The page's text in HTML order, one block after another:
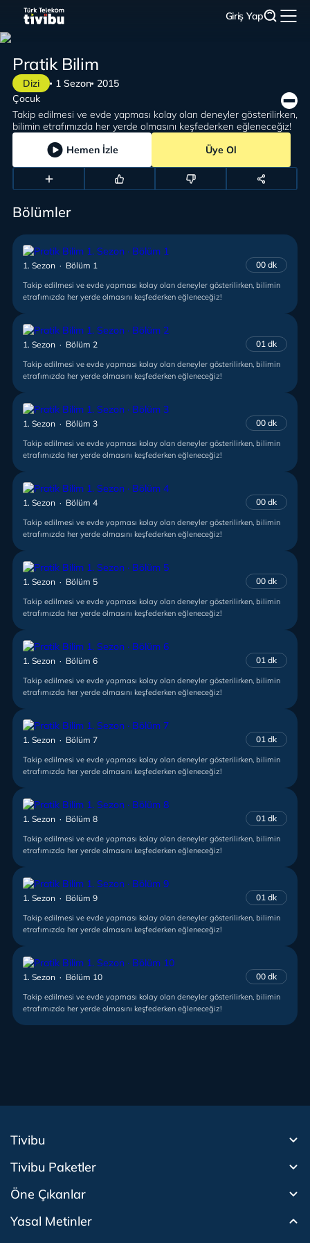
Giriş Yap
Dizi 1 Sezon 2015
Pratik Bilim
Takip edilmesi ve evde yapması kolay olan deneyler gösterilirken,
bilimin etrafımızda her yerde olmasını keşfederken eğleneceğiz!
Çocuk
Hemen İzle Üye Ol
Bölümler
1. Sezon · Bölüm 1 00 dk
Takip edilmesi ve evde yapması kolay olan deneyler gösterilirken, bilimin
etrafımızda her yerde olmasını keşfederken eğleneceğiz!
1. Sezon · Bölüm 2 01 dk
Takip edilmesi ve evde yapması kolay olan deneyler gösterilirken, bilimin
etrafımızda her yerde olmasını keşfederken eğleneceğiz!
1. Sezon · Bölüm 3 00 dk
Takip edilmesi ve evde yapması kolay olan deneyler gösterilirken, bilimin
etrafımızda her yerde olmasını keşfederken eğleneceğiz!
1. Sezon · Bölüm 4 00 dk
Takip edilmesi ve evde yapması kolay olan deneyler gösterilirken, bilimin
etrafımızda her yerde olmasını keşfederken eğleneceğiz!
1. Sezon · Bölüm 5 00 dk
Takip edilmesi ve evde yapması kolay olan deneyler gösterilirken, bilimin
etrafımızda her yerde olmasını keşfederken eğleneceğiz!
1. Sezon · Bölüm 6 01 dk
Takip edilmesi ve evde yapması kolay olan deneyler gösterilirken, bilimin
etrafımızda her yerde olmasını keşfederken eğleneceğiz!
1. Sezon · Bölüm 7 01 dk
Takip edilmesi ve evde yapması kolay olan deneyler gösterilirken, bilimin
etrafımızda her yerde olmasını keşfederken eğleneceğiz!
1. Sezon · Bölüm 8 01 dk
Takip edilmesi ve evde yapması kolay olan deneyler gösterilirken, bilimin
etrafımızda her yerde olmasını keşfederken eğleneceğiz!
1. Sezon · Bölüm 9 01 dk
Takip edilmesi ve evde yapması kolay olan deneyler gösterilirken, bilimin
etrafımızda her yerde olmasını keşfederken eğleneceğiz!
1. Sezon · Bölüm 10 00 dk
Takip edilmesi ve evde yapması kolay olan deneyler gösterilirken, bilimin
etrafımızda her yerde olmasını keşfederken eğleneceğiz!
Tivibu
Tivibu Android TV
Tivibu Nedir?
Tivibu Kampanyaları
Tivibu Paketler
Tivibu GO Süper Paket
Tivibu GO Sinema Paketi
Öne Çıkanlar
Herkesten Önce İzle | Dizi
Yasal Metinler